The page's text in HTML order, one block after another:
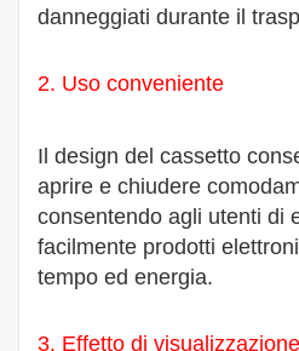
danneggiati durante il
2. Uso conveniente
Il design del cassetto
aprire e chiudere
consentendo agli utenti di
facilmente prodotti
tempo ed energia.
3. Effetto di visualizzazione